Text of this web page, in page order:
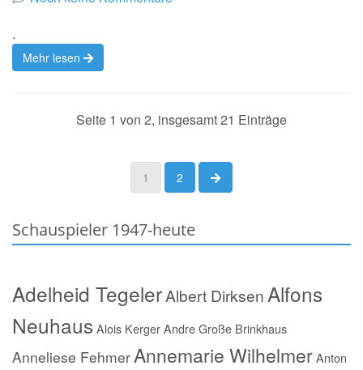
.
Mehr lesen
Seite 1 von 2, insgesamt 21 Einträge
1 2 nächste Seite
Schauspieler 1947-heute
Adelheid TegelerAlbert DirksenAlfons
Neuhaus Alois KergerAndre Große Brinkhaus
Anneliese FehmerAnnemarie WilhelmerAnton